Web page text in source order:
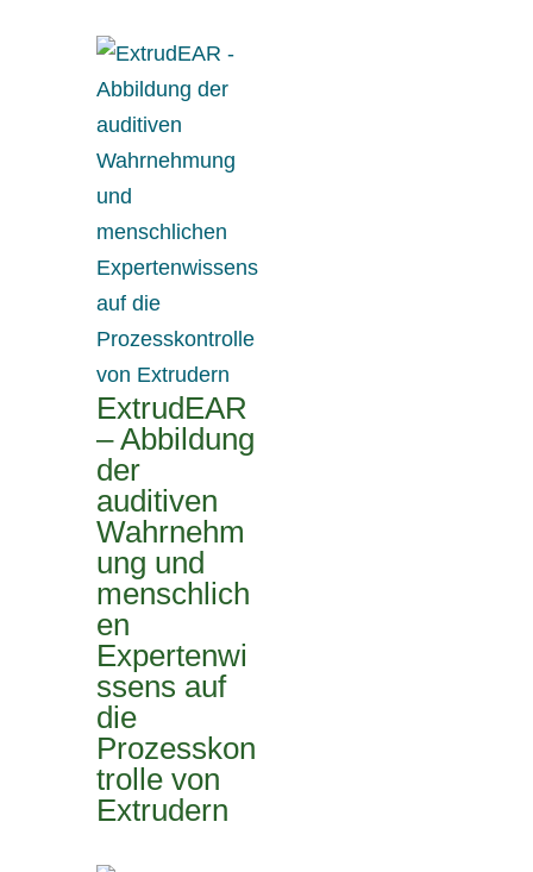
ExtrudEAR
– Abbildung
der
auditiven
Wahrnehm
ung und
menschlich
en
Expertenwi
ssens auf
die
Prozesskon
trolle von
Extrudern